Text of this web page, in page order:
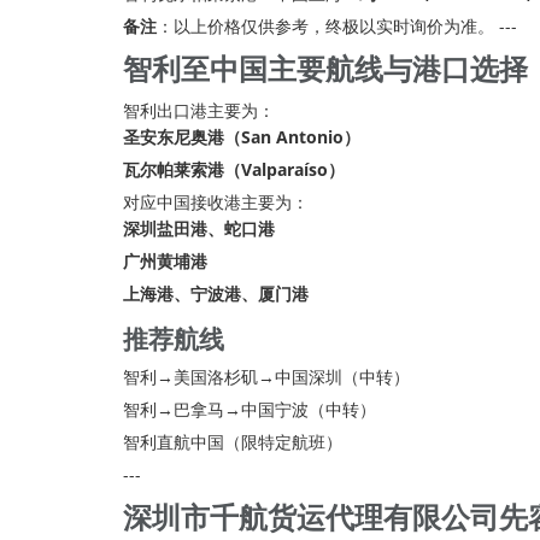
备注 ：以上价格仅供参考，终极以实时询价为准。 ---
智利至中国主要航线与港口选择
智利出口港主要为：
圣安东尼奥港（San Antonio）
瓦尔帕莱索港（Valparaíso）
对应中国接收港主要为：
深圳盐田港、蛇口港
广州黄埔港
上海港、宁波港、厦门港
推荐航线
智利→美国洛杉矶→中国深圳（中转）
智利→巴拿马→中国宁波（中转）
智利直航中国（限特定航班）
---
深圳市千航货运代理有限公司先